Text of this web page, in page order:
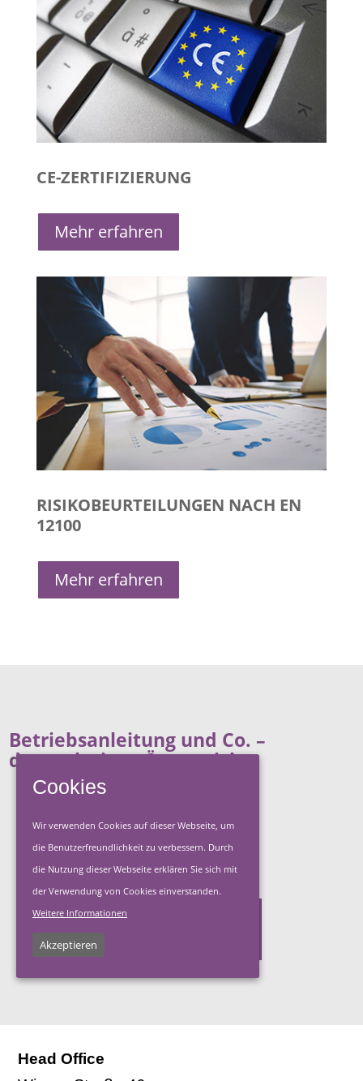
CE-ZERTIFIZIERUNG
Mehr erfahren
RISIKOBEURTEILUNGEN NACH EN
12100
Mehr erfahren
Betriebsanleitung und Co. –
docusolutions Österreich
+43 (0)660 29 38 928
Jetzt Kontakt aufnehmen
Head Office
Cookies
Wir verwenden Cookies auf dieser Webseite, um
die Benutzerfreundlichkeit zu verbessern. Durch
die Nutzung dieser Webseite erklären Sie sich mit
der Verwendung von Cookies einverstanden.
Weitere Informationen
Akzeptieren